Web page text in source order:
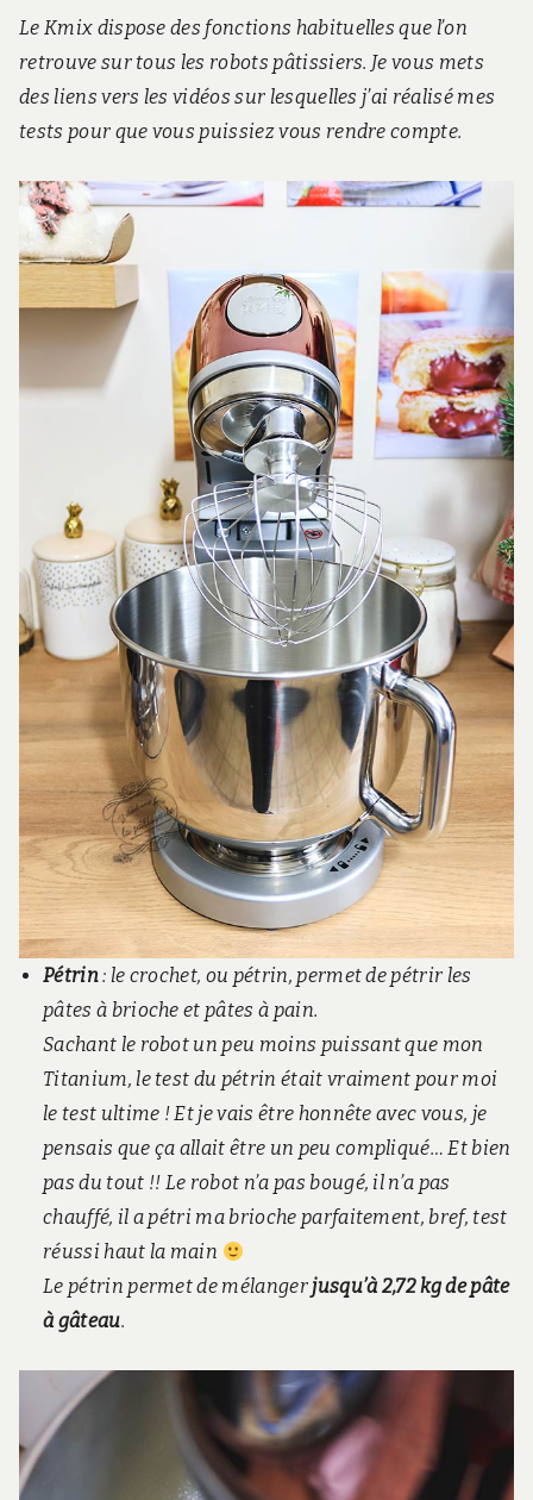
Le Kmix dispose des fonctions habituelles que l’on
retrouve sur tous les robots pâtissiers. Je vous mets
des liens vers les vidéos sur lesquelles j’ai réalisé mes
tests pour que vous puissiez vous rendre compte.
Pétrin: le crochet, ou pétrin, permet de pétrir les
pâtes à brioche et pâtes à pain.
Sachant le robot un peu moins puissant que mon
Titanium, le test du pétrin était vraiment pour moi
le test ultime ! Et je vais être honnête avec vous, je
pensais que ça allait être un peu compliqué… Et bien
pas du tout !! Le robot n’a pas bougé, il n’a pas
chauffé, il a pétri ma brioche parfaitement, bref, test
réussi haut la main
Le pétrin permet de mélanger jusqu’à 2,72 kg de pâte
à gâteau.